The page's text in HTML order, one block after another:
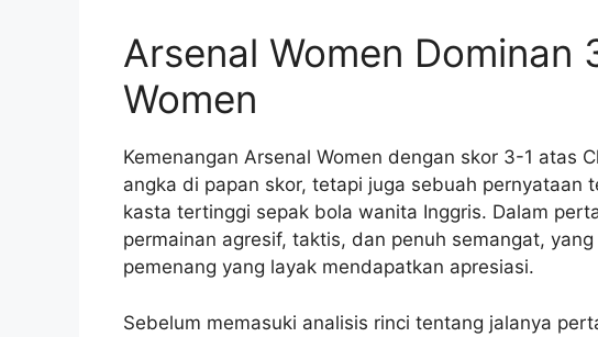
Arsenal Women Dominan
Women
Kemenangan Arsenal Women dengan skor 3-1 atas
angka di papan skor, tetapi juga sebuah pernyataan
kasta tertinggi sepak bola wanita Inggris. Dalam
permainan agresif, taktis, dan penuh semangat,
pemenang yang layak mendapatkan apresiasi.
Sebelum memasuki analisis rinci tentang jalanya